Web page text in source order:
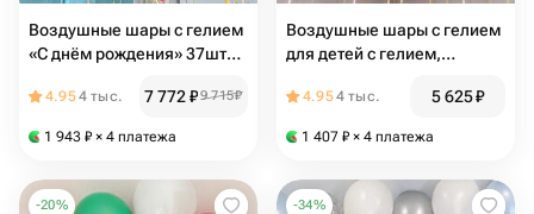
Воздушные шары с гелием
«С днём рождения» 37шт
4.954 тыс. 7 772₽9 715₽
1 943 ₽ × 4 платежа
Воздушные шары с гелием
для детей с гелием,
4.954 тыс. 5 625₽
1 407 ₽ × 4 платежа
-20% -34%